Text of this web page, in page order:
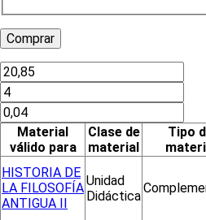
Material
válido para
Clase de
material
Tipo
HISTORIA DE
LA FILOSOFÍA
ANTIGUA II
Unidad
Didáctica